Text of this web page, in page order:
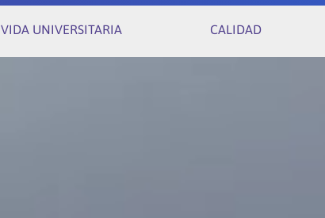
VIDA UNIVERSITARIA CALIDAD